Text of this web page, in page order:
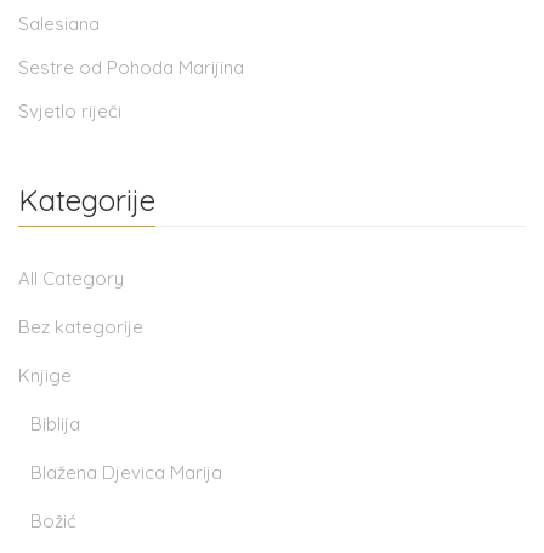
Salesiana
Sestre od Pohoda Marijina
Svjetlo riječi
Kategorije
All Category
Bez kategorije
Knjige
Biblija
Blažena Djevica Marija
Božić